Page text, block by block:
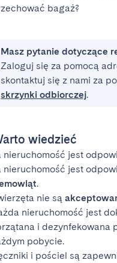
bagaż?
Masz pytanie dotyczące
Zaloguj się za pomocą
skontaktuj się z nami za
skrzynki odbiorczej.
wiedzieć
nieruchomość jest
nieruchomość jest
.
nie są
nieruchomość jest
i dezynfekowana
pobycie.
i pościel są